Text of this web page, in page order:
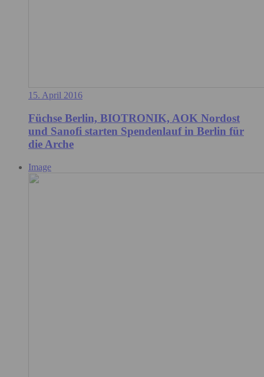
15. April 2016
Füchse Berlin, BIOTRONIK, AOK Nordost
und Sanofi starten Spendenlauf in Berlin für
die Arche
Image